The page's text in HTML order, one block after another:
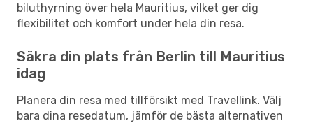
biluthyrning över hela Mauritius, vilket ger dig
flexibilitet och komfort under hela din resa.
Säkra din plats från Berlin till Mauritius
idag
Planera din resa med tillförsikt med Travellink. Välj
bara dina resedatum, jämför de bästa alternativen